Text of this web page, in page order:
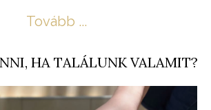
Tovább ...
HA TALÁLUNK VALAMIT?